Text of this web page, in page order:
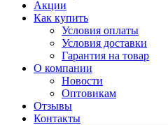
Акции
Как купить
Условия оплаты
Условия доставки
Гарантия на товар
О компании
Новости
Оптовикам
Отзывы
Контакты